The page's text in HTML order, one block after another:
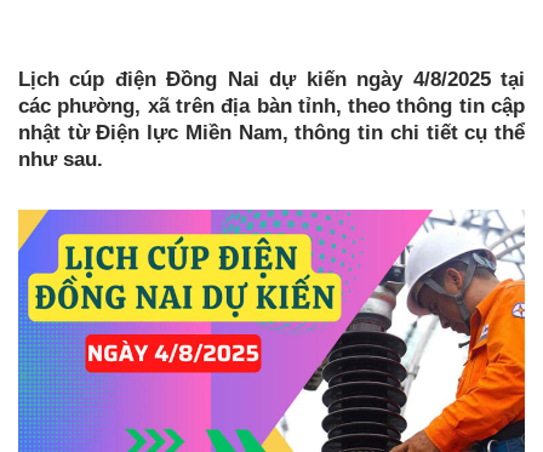
Lịch cúp điện Đồng Nai dự kiến ngày 4/8/2025 tại
các phường, xã trên địa bàn tỉnh, theo thông tin cập
nhật từ Điện lực Miền Nam, thông tin chi tiết cụ thể
như sau.